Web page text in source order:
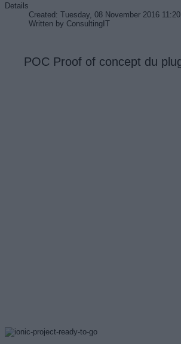
Details
Created: Tuesday, 08 November 2016 11:20
Written by ConsultingIT
POC Proof of concept du